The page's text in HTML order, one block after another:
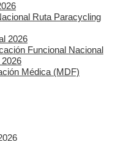
Ruta Paracycling
2026
Funcional Nacional
Médica (MDF)